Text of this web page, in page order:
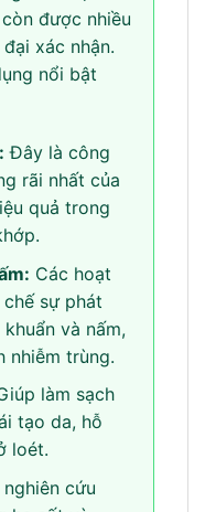
được nhiều
xác nhận.
nổi bật
Đây là công
rãi nhất của
quả trong
Các hoạt
sự phát
và nấm,
nhiễm trùng.
làm sạch
tạo da, hỗ
loét.
cứu